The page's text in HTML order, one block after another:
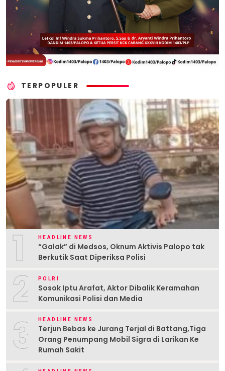
TERPOPULER
1 HEADLINE NEWS
“Galak” di Medsos, Oknum Aktivis Palopo tak
Berkutik Saat Diperiksa Polisi
2 POLRI
Sosok Iptu Arafat, Aktor Dibalik Keramahan
Komunikasi Polisi dan Media
3 HEADLINE NEWS
Terjun Bebas ke Jurang Terjal di Battang,Tiga
Orang Penumpang Mobil Sigra di Larikan Ke
Rumah Sakit